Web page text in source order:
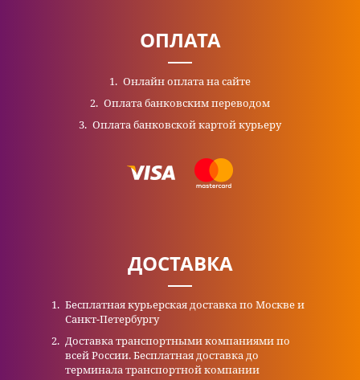
ОПЛАТА
Онлайн оплата на сайте
Оплата банковским переводом
Оплата банковской картой курьеру
ДОСТАВКА
Бесплатная курьерская доставка по Москве и
Санкт-Петербургу
Доставка транспортными компаниями по
всей России. Бесплатная доставка до
терминала транспортной компании